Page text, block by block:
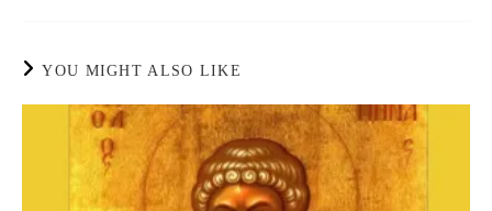
YOU MIGHT ALSO LIKE